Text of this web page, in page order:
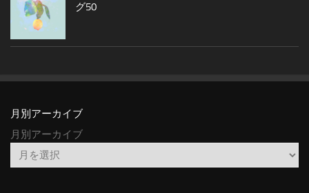
グ50
月別アーカイブ
月別アーカイブ